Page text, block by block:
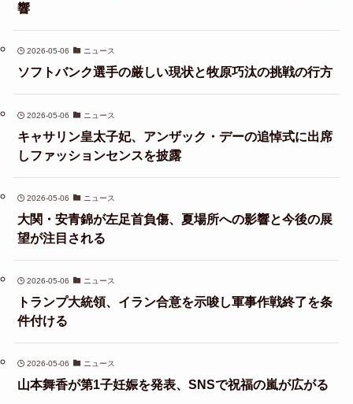
響
2026-05-06 ニュース
ソフトバンク選手の厳しい現状と牧原巧汰の挑戦の行方
2026-05-06 ニュース
キャサリン皇太子妃、アンザック・デーの追悼式に出席
しファッションセンスを披露
2026-05-06 ニュース
大関・安青錦が左足首負傷、夏場所への影響と今後の展
望が注目される
2026-05-06 ニュース
トランプ大統領、イラン合意を示唆し軍事作戦終了を条
件付ける
2026-05-06 ニュース
山本舞香が第1子妊娠を発表、SNSで祝福の嵐が広がる